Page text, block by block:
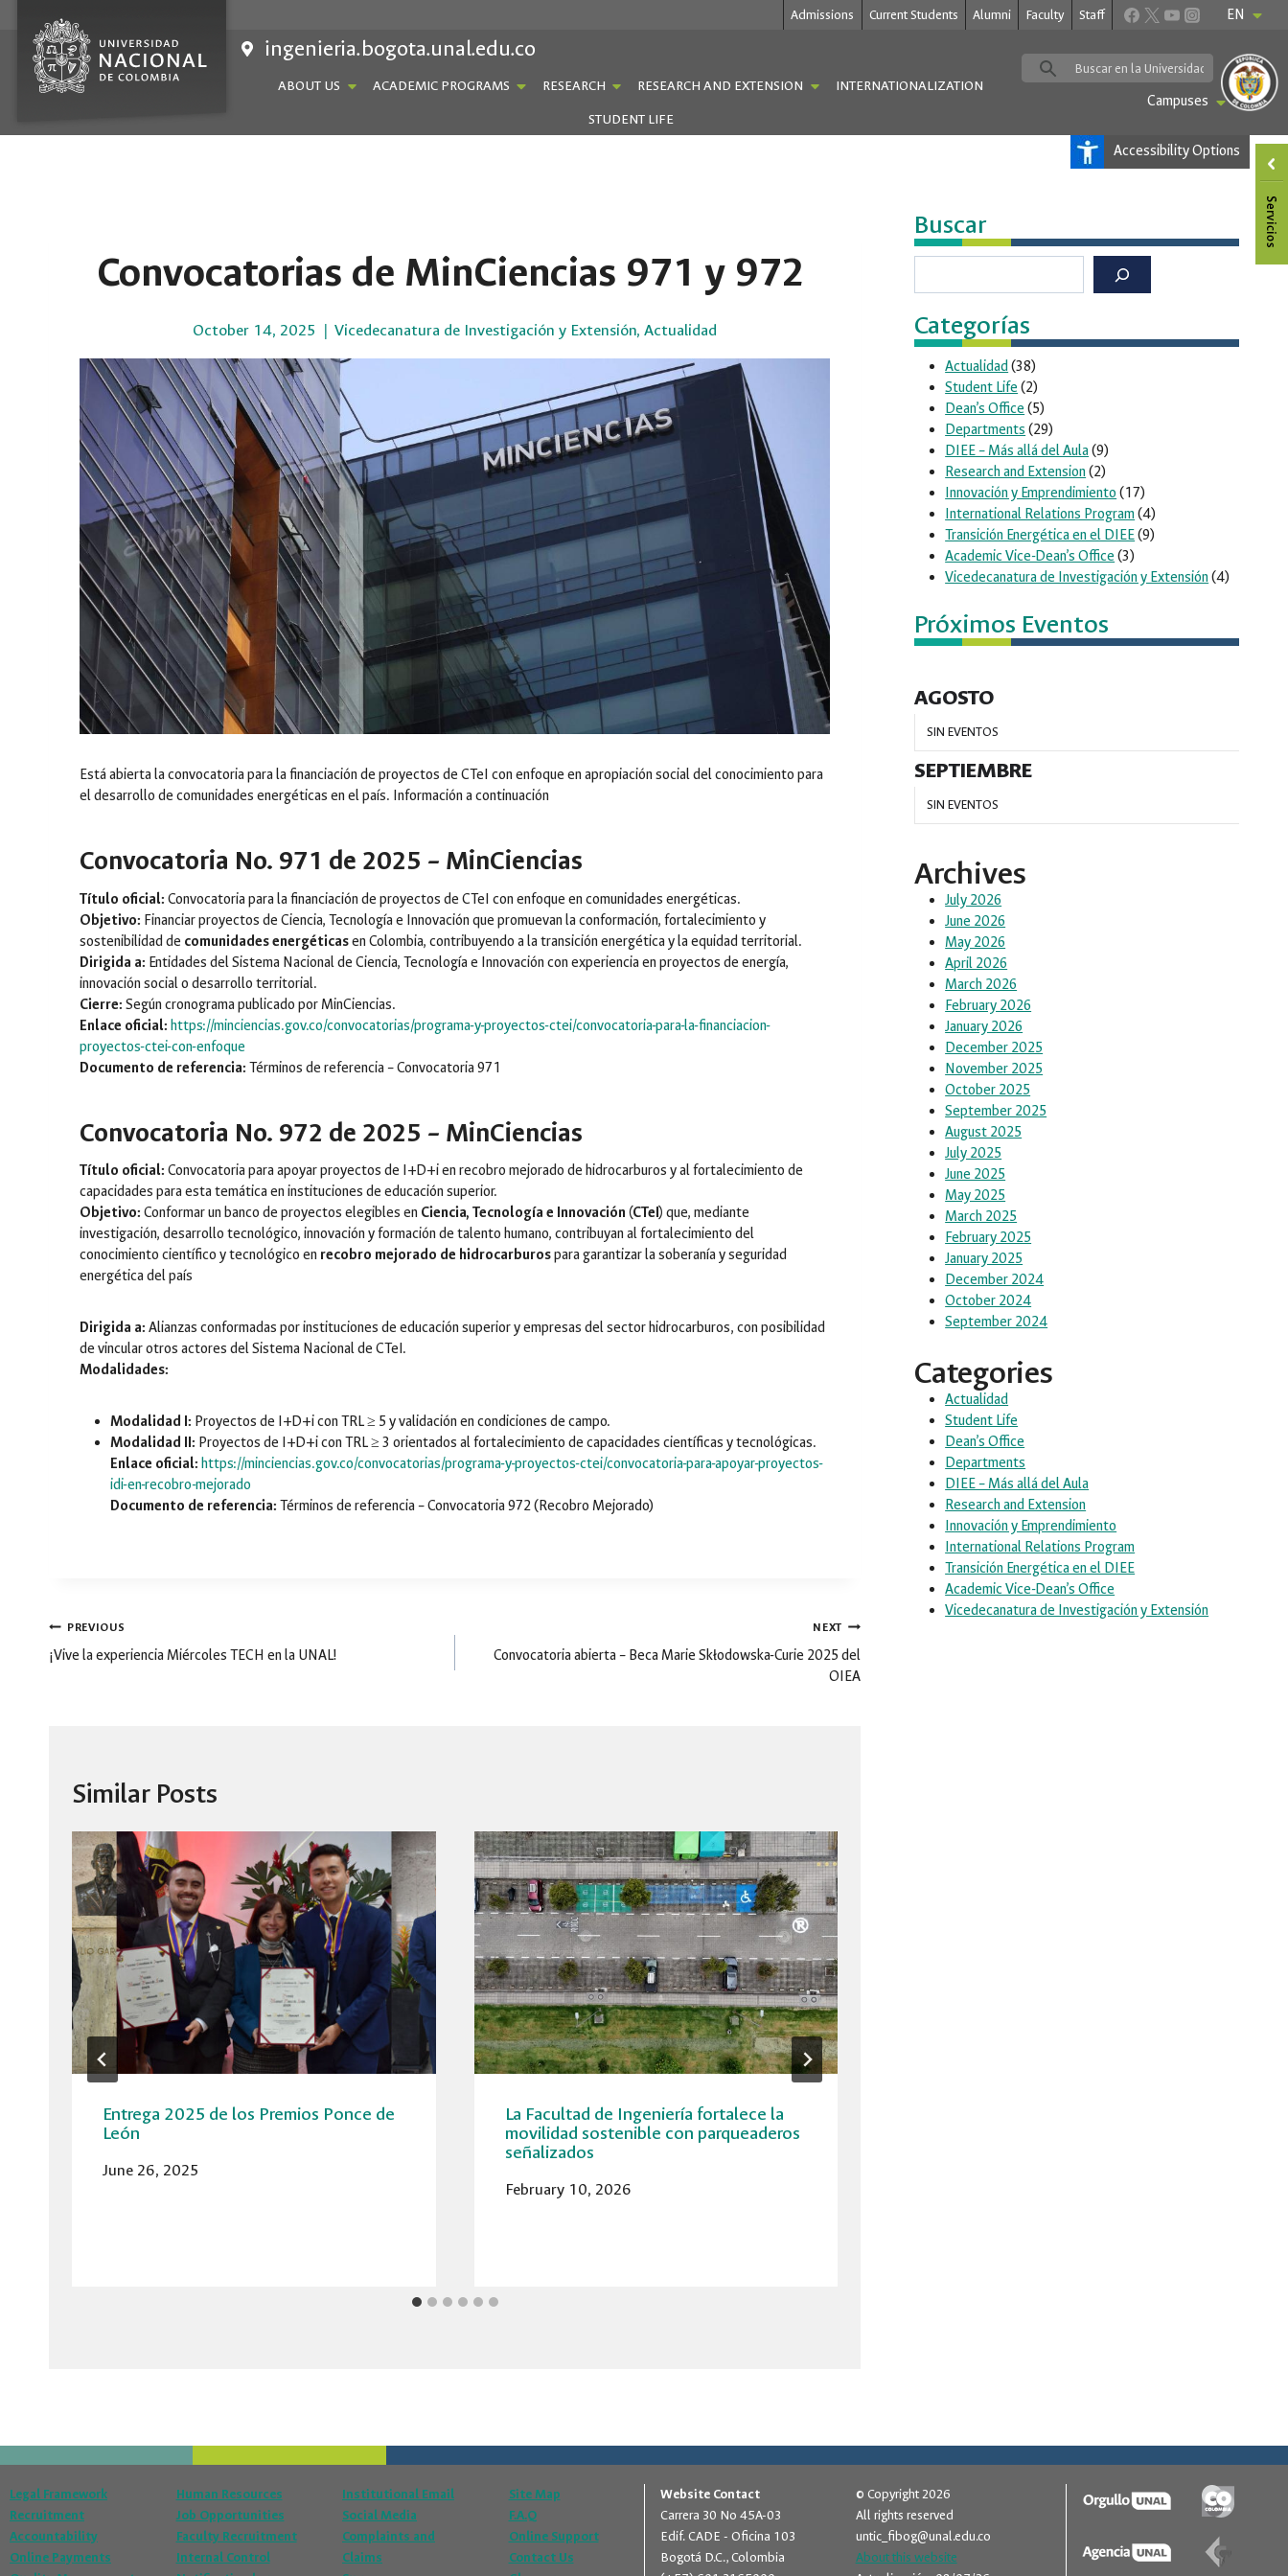
content
Admissions Current Students Alumni Faculty Staff EN
ingenieria.bogota.unal.edu.co
ABOUT US ACADEMIC PROGRAMS RESEARCH RESEARCH AND EXTENSION
INTERNATIONALIZATION
STUDENT LIFE
Campuses
Accessibility Options
Convocatorias de MinCiencias 971 y 972
October 14, 2025 Vicedecanatura de Investigación y Extensión,Actualidad
Está abierta la convocatoria para la financiación de proyectos de CTeI con enfoque en apropiación social del conocimiento para
el desarrollo de comunidades energéticas en el país. Información a continuación
Convocatoria No. 971 de 2025 – MinCiencias
Título oficial: Convocatoria para la financiación de proyectos de CTeI con enfoque en comunidades energéticas.
Objetivo: Financiar proyectos de Ciencia, Tecnología e Innovación que promuevan la conformación, fortalecimiento y
sostenibilidad de comunidades energéticasen Colombia, contribuyendo a la transición energética y la equidad territorial.
Dirigida a: Entidades del Sistema Nacional de Ciencia, Tecnología e Innovación con experiencia en proyectos de energía,
innovación social o desarrollo territorial.
Cierre: Según cronograma publicado por MinCiencias.
Enlace oficial: https://minciencias.gov.co/convocatorias/programa-y-proyectos-ctei/convocatoria-para-la-financiacion-
proyectos-ctei-con-enfoque
Documento de referencia: Términos de referencia – Convocatoria 971
Convocatoria No. 972 de 2025 – MinCiencias
Título oficial: Convocatoria para apoyar proyectos de I+D+i en recobro mejorado de hidrocarburos y al fortalecimiento de
capacidades para esta temática en instituciones de educación superior.
Objetivo: Conformar un banco de proyectos elegibles en Ciencia, Tecnología e Innovación (CTeI) que, mediante
investigación, desarrollo tecnológico, innovación y formación de talento humano, contribuyan al fortalecimiento del
conocimiento científico y tecnológico en recobro mejorado de hidrocarburospara garantizar la soberanía y seguridad
energética del país
Dirigida a: Alianzas conformadas por instituciones de educación superior y empresas del sector hidrocarburos, con posibilidad
de vincular otros actores del Sistema Nacional de CTeI.
Modalidades:
Modalidad I: Proyectos de I+D+i con TRL ≥ 5 y validación en condiciones de campo.
Modalidad II: Proyectos de I+D+i con TRL ≥ 3 orientados al fortalecimiento de capacidades científicas y tecnológicas.
Enlace oficial: https://minciencias.gov.co/convocatorias/programa-y-proyectos-ctei/convocatoria-para-apoyar-proyectos-
idi-en-recobro-mejorado
Documento de referencia: Términos de referencia – Convocatoria 972 (Recobro Mejorado)
Post
navigation
PREVIOUS
¡Vive la experiencia Miércoles TECH en la UNAL!
NEXT
Convocatoria abierta – Beca Marie Skłodowska-Curie 2025 del
OIEA
Similar Posts
Entrega 2025 de los Premios Ponce de
León
June 26, 2025
La Facultad de Ingeniería fortalece la
movilidad sostenible con parqueaderos
señalizados
February 10, 2026
Buscar
Categorías
Actualidad (38)
Student Life (2)
Dean’s Office (5)
Departments (29)
DIEE – Más allá del Aula(9)
Research and Extension(2)
Innovación y Emprendimiento (17)
International Relations Program(4)
Transición Energética en el DIEE(9)
Academic Vice-Dean’s Office (3)
Vicedecanatura de Investigación y Extensión(4)
Próximos Eventos
AGOSTO
SIN EVENTOS
SEPTIEMBRE
SIN EVENTOS
Archives
July 2026
June 2026
May 2026
April 2026
March 2026
February 2026
January 2026
December 2025
November 2025
October 2025
September 2025
August 2025
July 2025
June 2025
May 2025
March 2025
February 2025
January 2025
December 2024
October 2024
September 2024
Categories
Actualidad
Student Life
Dean’s Office
Departments
DIEE – Más allá del Aula
Research and Extension
Innovación y Emprendimiento
International Relations Program
Transición Energética en el DIEE
Academic Vice-Dean’s Office
Vicedecanatura de Investigación y Extensión
Legal Framework
Recruitment
Accountability
Online Payments
Human Resources
Job Opportunities
Faculty Recruitment
Internal Control
Institutional Email
Social Media
Complaints and
Claims
Site Map
F.A.Q
Online Support
Contact Us
Website Contact
Carrera 30 No 45A-03
Edif. CADE - Oficina 103
Bogotá D.C., Colombia
© Copyright 2026
All rights reserved
untic_fibog@unal.edu.co
About this website